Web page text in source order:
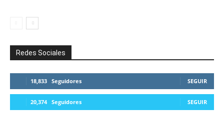
Redes Sociales
18,833 Seguidores SEGUIR
20,374 Seguidores SEGUIR